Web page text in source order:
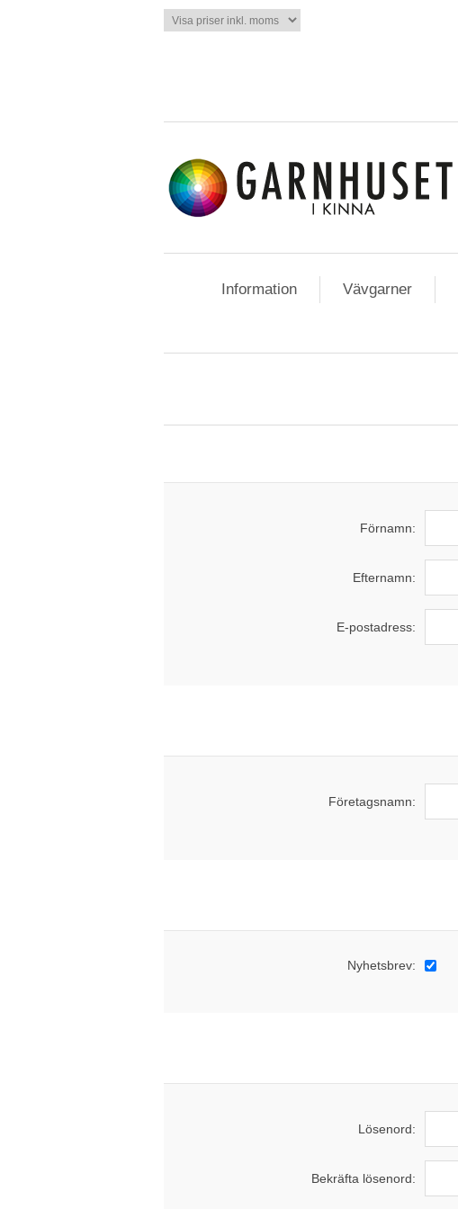
Information Vävgarner
Förnamn:
Efternamn:
E-postadress:
Företagsnamn:
Nyhetsbrev:
Lösenord:
Bekräfta lösenord: